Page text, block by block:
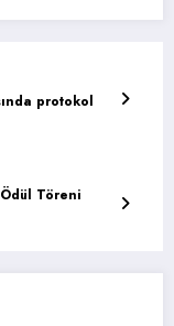
protokol
Ödül Töreni